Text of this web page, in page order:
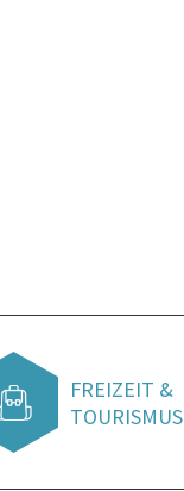
FREIZEIT &
TOURISMUS